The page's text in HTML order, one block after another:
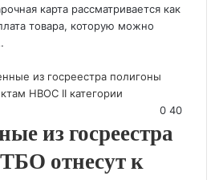
карта рассматривается как
товара, которую можно
0 40
из госреестра
отнесут к